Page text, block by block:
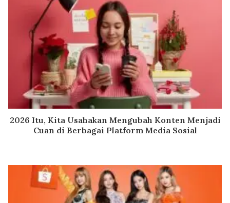
2026 Itu, Kita Usahakan Mengubah Konten Menjadi
Cuan di Berbagai Platform Media Sosial